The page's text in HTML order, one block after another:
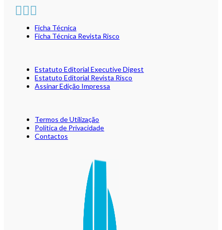
Ficha Técnica
Ficha Técnica Revista Risco
Estatuto Editorial Executive Digest
Estatuto Editorial Revista Risco
Assinar Edição Impressa
Termos de Utilização
Política de Privacidade
Contactos